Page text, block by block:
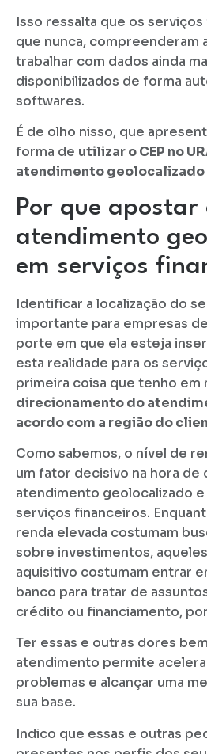
Isso ressalta que os
que nunca, compreenderam
trabalhar com dados ainda
disponibilizados de forma
softwares.
É de olho nisso, que
forma de utilizar o CEP no
atendimento geolocalizado
Por que apostar
atendimento
em serviços
Identificar a localização do
importante para empresas
porte em que ela esteja
esta realidade para os
primeira coisa que tenho em
direcionamento do
acordo com a região do
Como sabemos, o nível de
um fator decisivo na hora de
atendimento geolocalizado
serviços financeiros.
renda elevada costumam
sobre investimentos,
aquisitivo costumam entrar
banco para tratar de
crédito ou financiamento,
Ter essas e outras dores
atendimento permite
problemas e alcançar uma
sua base.
Indico que essas e outras